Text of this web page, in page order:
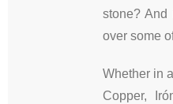
stone? And
over some
Whether in
Copper,